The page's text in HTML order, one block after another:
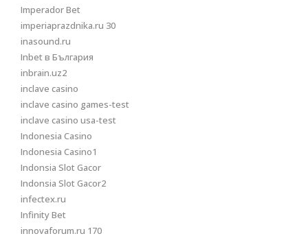
Imperador Bet
imperiaprazdnika.ru 30
inasound.ru
Inbet в България
inbrain.uz2
inclave casino
inclave casino games-test
inclave casino usa-test
Indonesia Casino
Indonesia Casino1
Indonsia Slot Gacor
Indonsia Slot Gacor2
infectex.ru
Infinity Bet
innovaforum.ru 170